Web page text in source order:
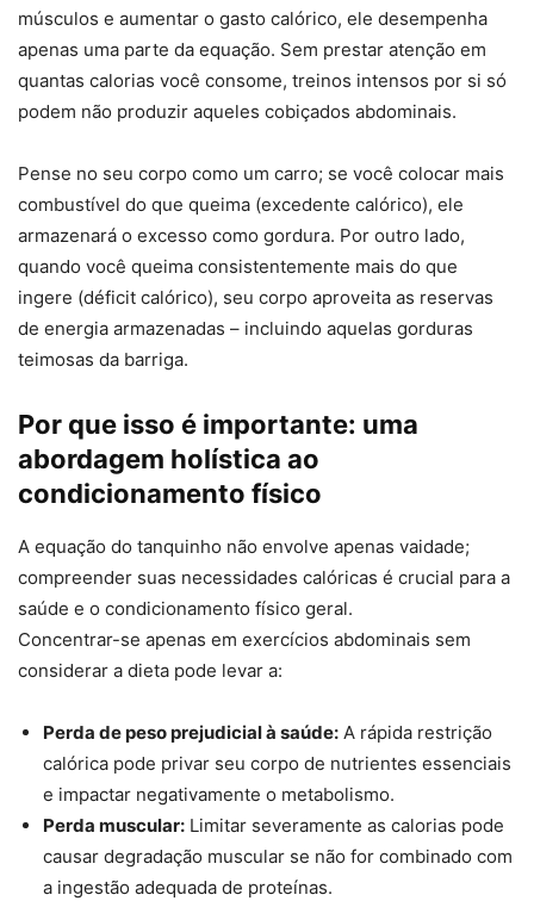
músculos e aumentar o gasto calórico, ele desempenha
apenas uma parte da equação. Sem prestar atenção em
quantas calorias você consome, treinos intensos por si só
podem não produzir aqueles cobiçados abdominais.
Pense no seu corpo como um carro; se você colocar mais
combustível do que queima (excedente calórico), ele
armazenará o excesso como gordura. Por outro lado,
quando você queima consistentemente mais do que
ingere (déficit calórico), seu corpo aproveita as reservas
de energia armazenadas – incluindo aquelas gorduras
teimosas da barriga.
Por que isso é importante: uma
abordagem holística ao
condicionamento físico
A equação do tanquinho não envolve apenas vaidade;
compreender suas necessidades calóricas é crucial para a
saúde e o condicionamento físico geral.
Concentrar-se apenas em exercícios abdominais sem
considerar a dieta pode levar a:
Perda de peso prejudicial à saúde: A rápida restrição
calórica pode privar seu corpo de nutrientes essenciais
e impactar negativamente o metabolismo.
Perda muscular: Limitar severamente as calorias pode
causar degradação muscular se não for combinado com
a ingestão adequada de proteínas.